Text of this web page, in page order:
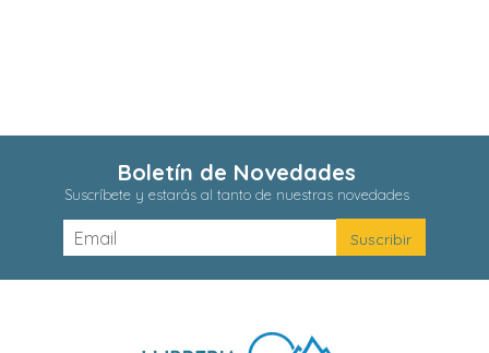
Boletín de Novedades
Suscríbete y estarás al tanto de nuestras novedades